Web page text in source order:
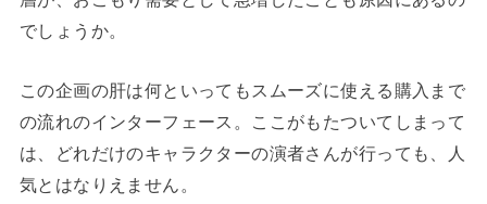
でしょうか。
この企画の肝は何といってもスムーズに使える購入まで
の流れのインターフェース。ここがもたついてしまって
は、どれだけのキャラクターの演者さんが行っても、人
気とはなりえません。